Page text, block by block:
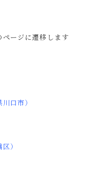
ージに遷移します
口市）
）